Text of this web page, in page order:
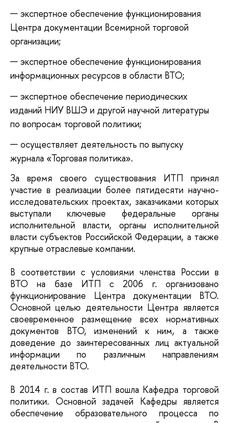
экспертное обеспечение функционирования
Центра документации Всемирной торговой
организации;
экспертное обеспечение функционирования
информационных ресурсов в области ВТО;
экспертное обеспечение периодических
изданий НИУ ВШЭ и другой научной литературы
по вопросам торговой политики;
осуществляет деятельность по выпуску
журнала «Торговая политика».
За время своего существования ИТП принял
участие в реализации более пятидесяти научно-
исследовательских проектах, заказчиками которых
выступали ключевые федеральные органы
исполнительной власти, органы исполнительной
власти субъектов Российской Федерации, а также
крупные отраслевые компании.
В соответствии с условиями членства России в
ВТО на базе ИТП с 2006 г. организовано
функционирование Центра документации ВТО.
Основной целью деятельности Центра является
своевременное размещение всех нормативных
документов ВТО, изменений к ним, а также
доведение до заинтересованных лиц актуальной
информации по различным направлениям
деятельности ВТО.
В 2014 г. в состав ИТП вошла Кафедра торговой
политики. Основной задачей Кафедры является
обеспечение образовательного процесса по